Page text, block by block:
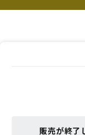
販売が終了